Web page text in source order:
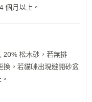
個月以上。
20% 松木砂，若無排
換。若貓咪出現避開砂盆